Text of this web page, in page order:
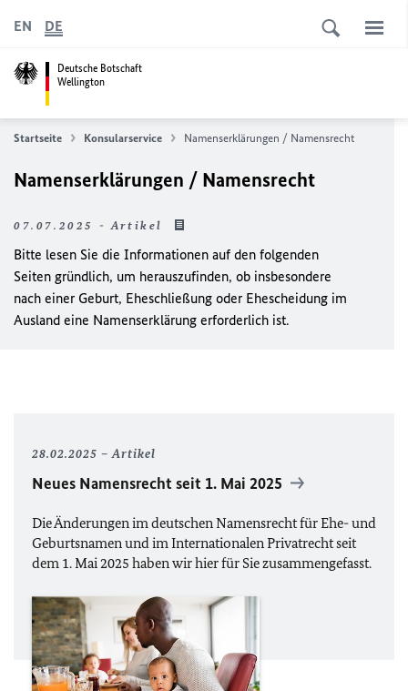
Deutsche Botschaft
Wellington
EN DE
Startseite Konsularservice Namenserklärungen / Namensrecht
Namenserklärungen / Namensrecht
07.07.2025 - Artikel
Bitte lesen Sie die Informationen auf den folgenden
Seiten gründlich, um herauszufinden, ob insbesondere
nach einer Geburt, Eheschließung oder Ehescheidung im
Ausland eine Namenserklärung erforderlich ist.
28.02.2025 Artikel
Neues Namensrecht seit 1. Mai 2025
Die Änderungen im deutschen Namensrecht für Ehe- und
Geburtsnamen und im Internationalen Privatrecht seit
dem 1. Mai 2025 haben wir hier für Sie zusammengefasst.